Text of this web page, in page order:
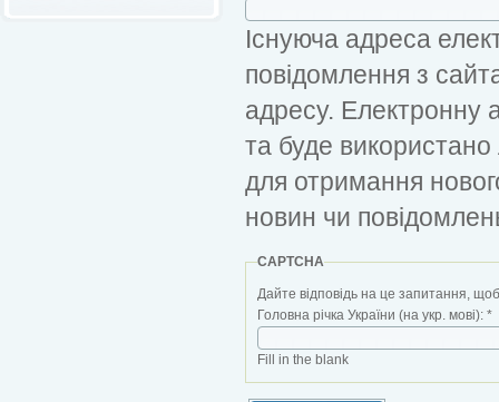
Існуюча адреса
повідомлення з
адресу. Електронну
та буде
для отримання
новин чи
CAPTCHA
Дайте відповідь на це запитання,
Головна річка України (на укр. мові): *
Fill in the blank